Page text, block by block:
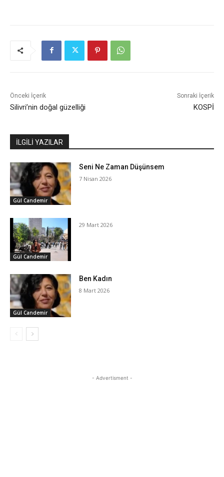
Önceki İçerik
Silivri’nin doğal güzelliği
Sonraki İçerik
KOSPİ
İLGİLİ YAZILAR
Gül Candemir
Seni Ne Zaman Düşünsem
7 Nisan 2026
Gül Candemir
29 Mart 2026
Gül Candemir
Ben Kadın
8 Mart 2026
- Advertisment -